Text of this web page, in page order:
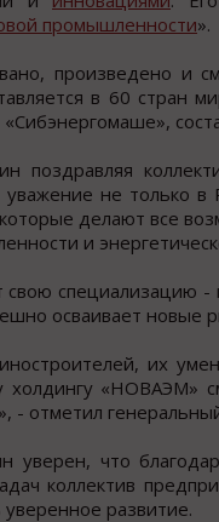
промышленности».
произведено и
в 60
поздравляя
не только
делают все
и
специализацию -
осваивает новые
их
«НОВАЭМ»
- отметил
что
коллектив
развитие.